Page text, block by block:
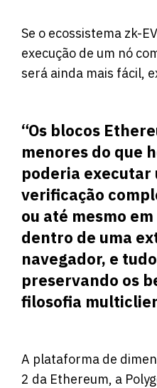
Se o ecossistema zk-
execução de um nó
será ainda mais fácil,
“Os blocos
menores do que
poderia executar
verificação
ou até mesmo
dentro de uma
navegador, e
preservando os
filosofia
A plataforma de
2 da Ethereum, a